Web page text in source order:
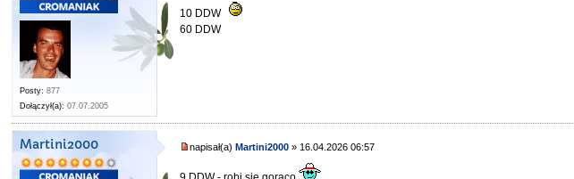
Posty: 877
Dołączył(a): 07.07.2005
10 DDW
60 DDW
Martini2000 napisał(a)Martini2000 » 16.04.2026 06:57